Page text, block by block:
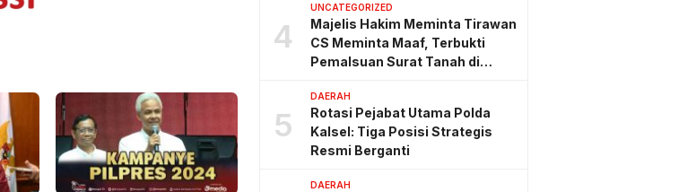
Triliun
4
UNCATEGORIZED
Majelis Hakim Meminta Tirawan
CS Meminta Maaf, Terbukti
Pemalsuan Surat Tanah di
5
DAERAH
Rotasi Pejabat Utama Polda
Kalsel: Tiga Posisi Strategis
Resmi Berganti
DAERAH